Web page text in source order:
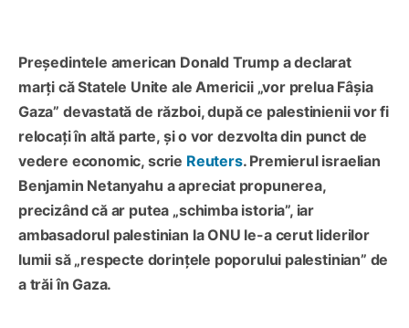
Președintele american Donald Trump a declarat
marți că Statele Unite ale Americii „vor prelua Fâșia
Gaza” devastată de război, după ce palestinienii vor fi
relocați în altă parte, și o vor dezvolta din punct de
vedere economic, scrie Reuters. Premierul israelian
Benjamin Netanyahu a apreciat propunerea,
precizând că ar putea „schimba istoria”, iar
ambasadorul palestinian la ONU le-a cerut liderilor
lumii să „respecte dorințele poporului palestinian” de
a trăi în Gaza.